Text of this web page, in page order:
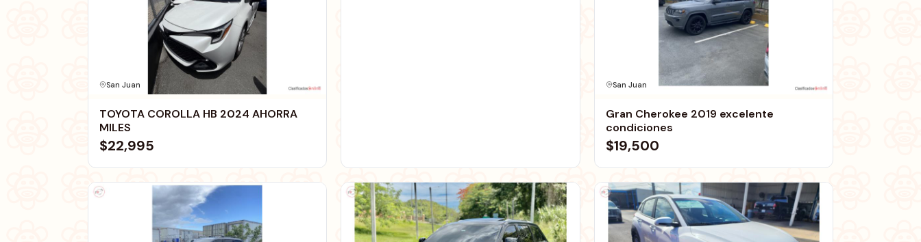
San Juan
TOYOTA COROLLA HB 2024 AHORRA
MILES
$22,995
San Juan
Gran Cherokee 2019 excelente
condiciones
$19,500